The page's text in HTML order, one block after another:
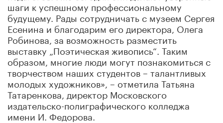
шаги к успешному профессиональному
будущему. Рады сотрудничать с музеем Сергея
Есенина и благодарим его директора, Олега
Робинова, за возможность разместить
выставку „Поэтическая живопись“. Таким
образом, многие люди могут познакомиться с
творчеством наших студентов – талантливых
молодых художников», – отметила Татьяна
Татаренкова, директор Московского
издательско-полиграфического колледжа
имени И. Федорова.